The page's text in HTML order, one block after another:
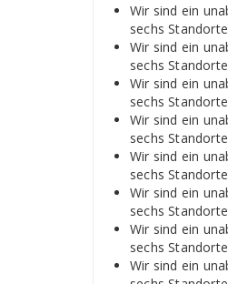
Wir sind ein
sechs
Wir sind ein
sechs
Wir sind ein
sechs
Wir sind ein
sechs
Wir sind ein
sechs
Wir sind ein
sechs
Wir sind ein
sechs
Wir sind ein